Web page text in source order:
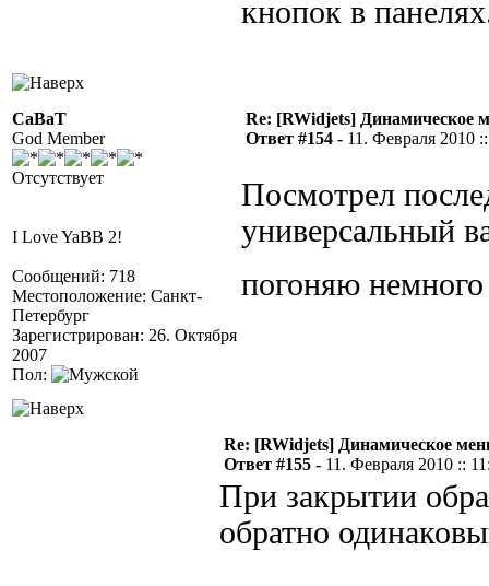
кнопок в
CaBaT
God Member
Отсутствует
I Love YaBB 2!
Сообщений: 718
Местоположение: Санкт-
Петербург
Зарегистрирован: 26. Октября
2007
Пол:
Re: [RWidjets] Динамическое
Ответ #154 - 11. Февраля 2010
Посмотрел
универсальный
погоняю
Re: [RWidjets] Динамическое
Ответ #155 - 11. Февраля 2010 ::
При закрытии
обратно